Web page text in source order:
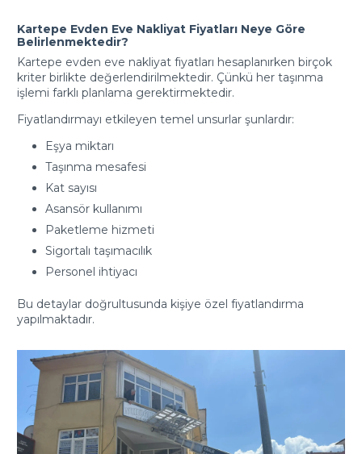
Kartepe Evden Eve Nakliyat Fiyatları Neye Göre
Belirlenmektedir?
Kartepe evden eve nakliyat fiyatları hesaplanırken birçok
kriter birlikte değerlendirilmektedir. Çünkü her taşınma
işlemi farklı planlama gerektirmektedir.
Fiyatlandırmayı etkileyen temel unsurlar şunlardır:
Eşya miktarı
Taşınma mesafesi
Kat sayısı
Asansör kullanımı
Paketleme hizmeti
Sigortalı taşımacılık
Personel ihtiyacı
Bu detaylar doğrultusunda kişiye özel fiyatlandırma
yapılmaktadır.